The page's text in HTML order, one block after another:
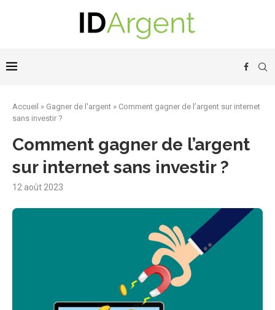
Accueil » Gagner de l'argent » Comment gagner de l’argent sur internet
sans investir ?
Comment gagner de l’argent
sur internet sans investir ?
12 août 2023